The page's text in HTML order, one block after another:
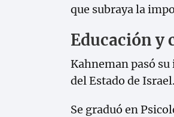
que subraya la
Educación y
Kahneman pasó
del Estado de Israel.
Se graduó en